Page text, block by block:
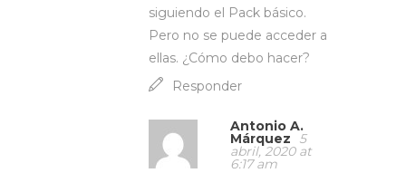
siguiendo el Pack básico.
Pero no se puede acceder a
ellas. ¿Cómo debo hacer?
Responder
Antonio A.
Márquez 5
abril, 2020 at
6:17 am